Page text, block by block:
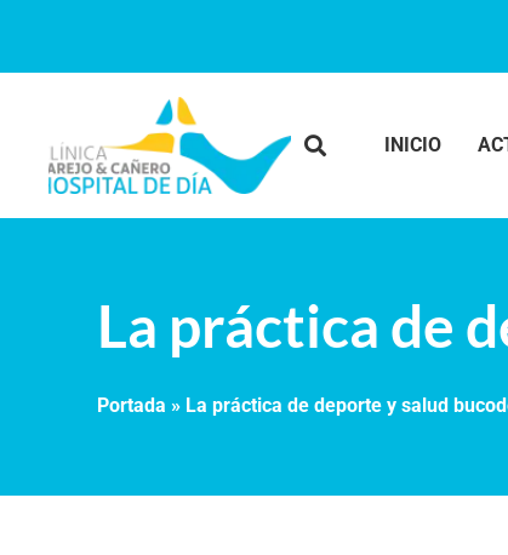
INICIO
La práctica de
Portada » La práctica de deporte y salud